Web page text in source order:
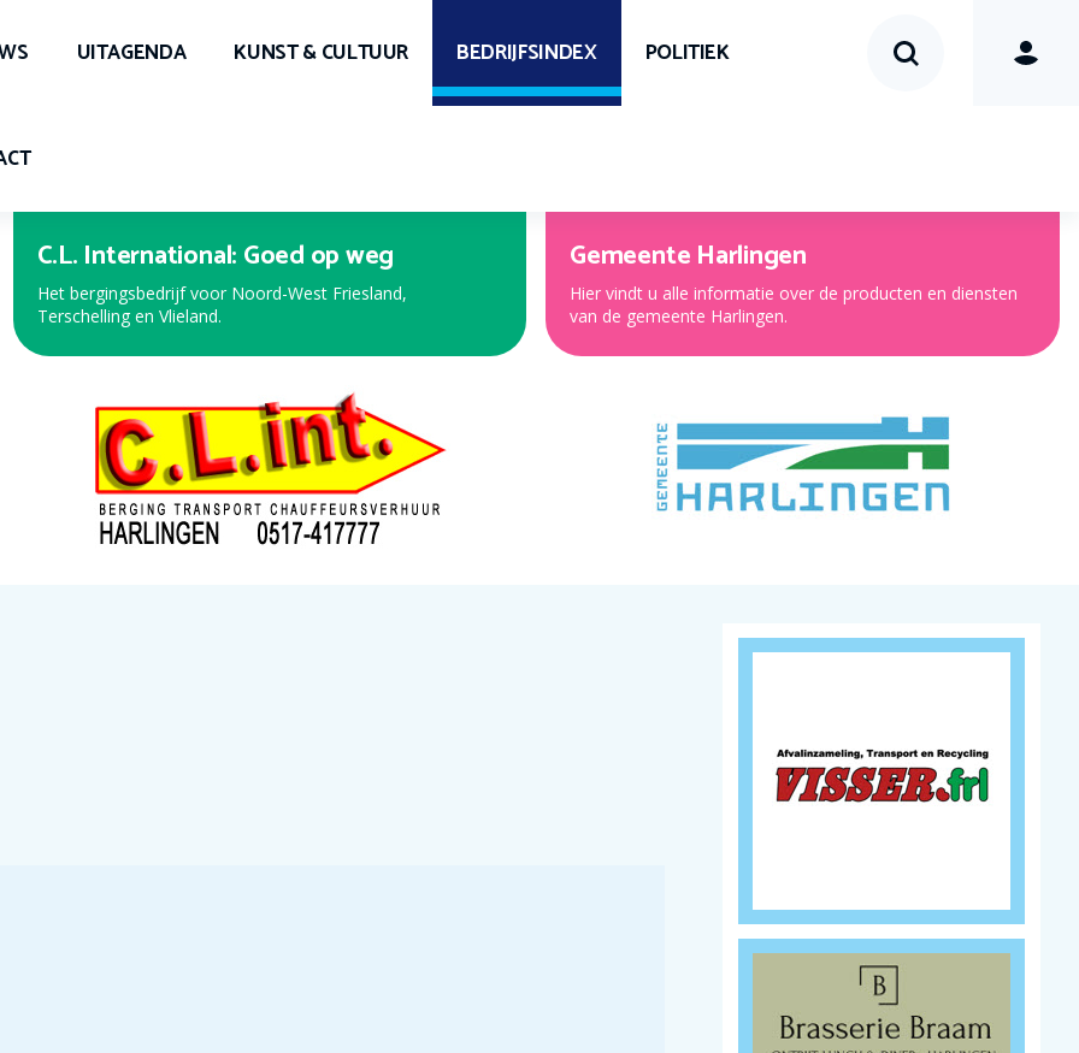
UITAGENDA KUNST & CULTUUR BEDRIJFSINDEX POLITIEK
C.L. International: Goed op weg
Het bergingsbedrijf voor Noord-West Friesland,
Terschelling en Vlieland.
Gemeente Harlingen
Hier vindt u alle informatie over de producten en diensten
van de gemeente Harlingen.